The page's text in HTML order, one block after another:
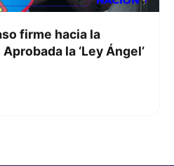
firme hacia la
la ‘Ley Ángel’